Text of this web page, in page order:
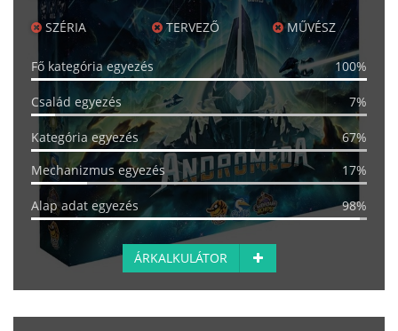
SZÉRIA TERVEZŐ MŰVÉSZ
Fő kategória egyezés 100%
Család egyezés 7%
Kategória egyezés
67%
Mechanizmus egyezés
17%
Alap adat egyezés 98%
ÁRKALKULÁTOR